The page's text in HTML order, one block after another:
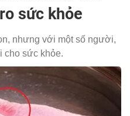
sức khỏe
nhưng với một số người,
cho sức khỏe.